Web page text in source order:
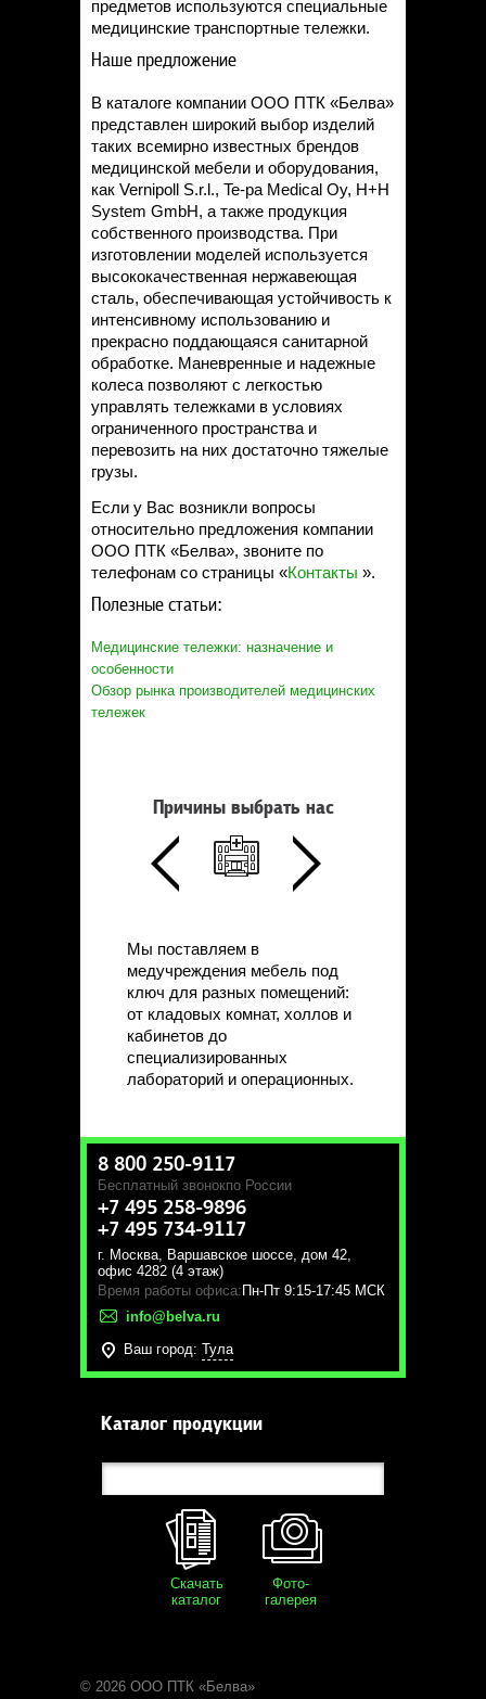
предметов используются специальные
медицинские транспортные тележки.
Наше предложение
В каталоге компании ООО ПТК «Белва»
представлен широкий выбор изделий
таких всемирно известных брендов
медицинской мебели и оборудования,
как Vernipoll S.r.l., Te-pa Medical Oy, H+H
System GmbH, а также продукция
собственного производства. При
изготовлении моделей используется
высококачественная нержавеющая
сталь, обеспечивающая устойчивость к
интенсивному использованию и
прекрасно поддающаяся санитарной
обработке. Маневренные и надежные
колеса позволяют с легкостью
управлять тележками в условиях
ограниченного пространства и
перевозить на них достаточно тяжелые
грузы.
Если у Вас возникли вопросы
относительно предложения компании
ООО ПТК «Белва», звоните по
телефонам со страницы «Контакты ».
Полезные статьи:
Медицинские тележки: назначение и
особенности
Обзор рынка производителей медицинских
тележек
Причины выбрать нас
Мы поставляем в
медучреждения мебель под
ключ для разных помещений:
от кладовых комнат, холлов и
кабинетов до
специализированных
лабораторий и операционных.
8 800 250-9117
Бесплатный звонокпо России
+7 495 258-9896
+7 495 734-9117
г. Москва, Варшавское шоссе, дом 42,
офис 4282 (4 этаж)
Время работы офиса: Пн-Пт 9:15-17:45 МСК
info@belva.ru
Ваш город: Тула
Каталог продукции
Скачать
каталог
Фото-
галерея
© 2026 ООО ПТК «Белва»